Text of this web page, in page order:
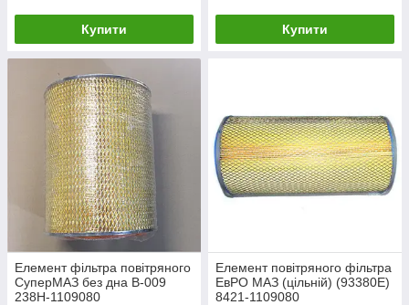
Купити Купити
Елемент фільтра повітряного
СуперМАЗ без дна В-009
238Н-1109080
Елемент повітряного фільтра
ЕвРО МАЗ (цільній) (93380E)
8421-1109080